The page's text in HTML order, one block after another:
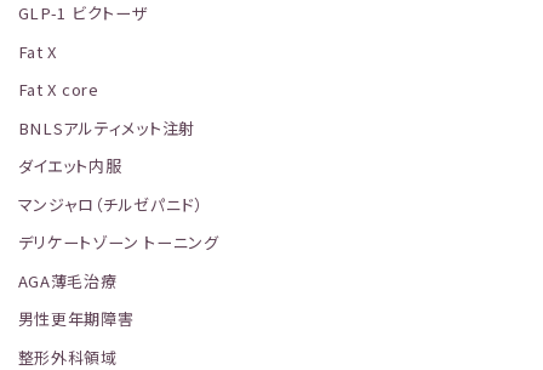
GLP-1 ビクトーザ
Fat X
Fat X core
BNLSアルティメット注射
ダイエット内服
マンジャロ（チルゼパニド）
デリケートゾーン トーニング
AGA薄毛治療
男性更年期障害
整形外科領域